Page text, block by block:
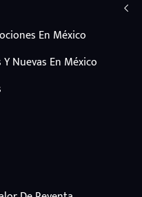
En México
Nuevas En México